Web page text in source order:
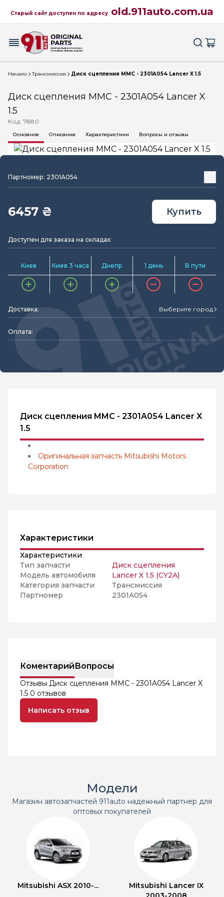
Старый сайт доступен по адресу old.911auto.com.ua
Начало Трансмиссия Диск сцепления MMC - 2301A054 Lancer X 1.5
Диск сцепления MMC - 2301A054 Lancer X
1.5
Код: 7880
Основное Описание Характеристики Вопросы и отзывы
Партномер: 2301A054
6457 ₴ Купить
Доступен для заказа на складах:
Киев Киев 3 часа Днепр 1 день В пути
Доставка: Выберите город
Оплата:
Диск сцепления MMC - 2301A054 Lancer X
1.5
Оригинальная запчасть Mitsubishi Motors
Corporation
Характеристики
Характеристики
Тип запчасти
Диск сцепления
Модель автомобиля
Lancer X 1.5 (CY2A)
Категория запчасти
Трансмиссия
Партномер
2301A054
КоментарийВопросы
Отзывы Диск сцепления MMC - 2301A054 Lancer X
1.5 0 отзывов
Написать отзыв
Модели
Магазин автозапчастей 911auto надежный партнер для
оптовых покупателей
Mitsubishi ASX 2010-...
Mitsubishi Lancer IX